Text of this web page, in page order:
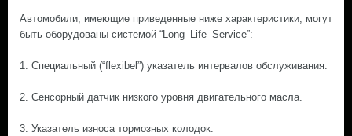
Автомобили, имеющие приведенные ниже характеристики, могут
быть оборудованы системой “Long–Life–Service”:
1. Специальный (“flexibel”) указатель интервалов обслуживания.
2. Сенсорный датчик низкого уровня двигательного масла.
3. Указатель износа тормозных колодок.